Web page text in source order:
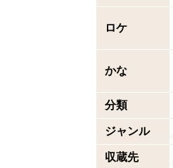
ロケ
かな
分類
ジャンル
収蔵先